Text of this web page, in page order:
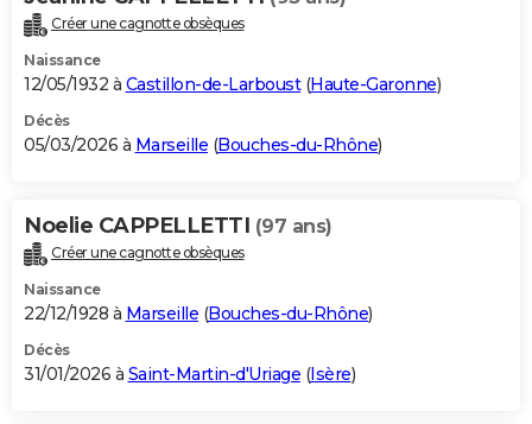
Bricolage
Lifestyle
Culture
Sport
Auto
Television
Voyage
CinemaCréer une cagnotte obsèques
Naissance
12/05/1932 à Castillon-de-Larboust(Haute-Garonne)
Décès
05/03/2026 à Marseille (Bouches-du-Rhône)
Noelie CAPPELLETTI (97 ans)
Créer une cagnotte obsèques
Naissance
22/12/1928 à Marseille (Bouches-du-Rhône)
Décès
31/01/2026 à Saint-Martin-d'Uriage (Isère)